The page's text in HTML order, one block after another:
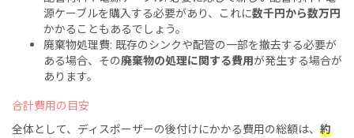
源ケーブルを購入する必要があり、これに数千円から数万円
かかることもあるでしょう。
廃棄物処理費: 既存のシンクや配管の一部を撤去する必要が
ある場合、その廃棄物の処理に関する費用が発生する場合が
あります。
合計費用の目安
全体として、ディスポーザーの後付けにかかる費用の総額は、 約